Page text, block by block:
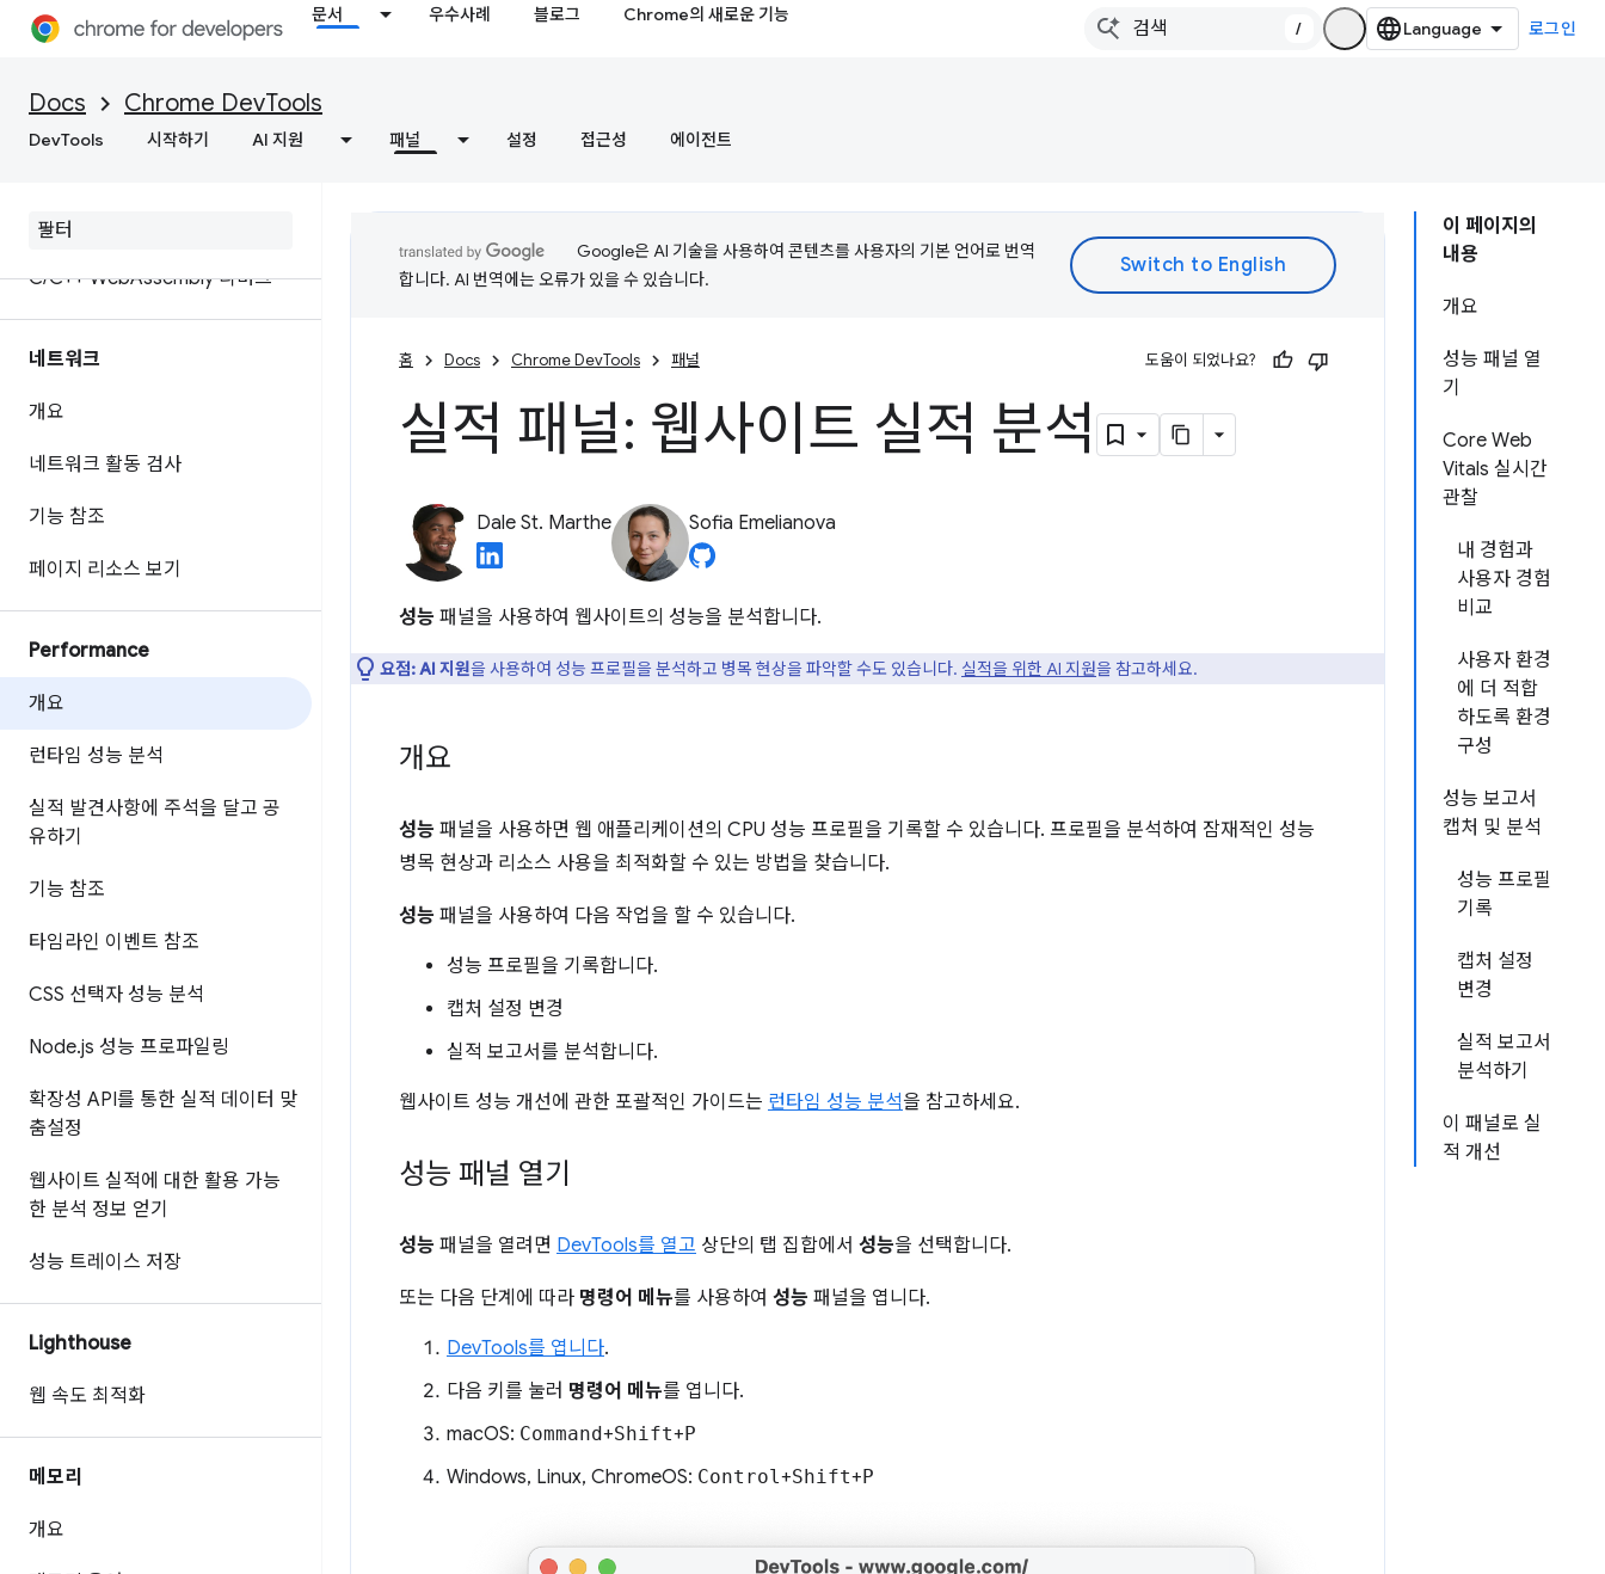
문서 우수사례 블로그 Chrome의 새로운 기능
/ 로그인
Docs Chrome DevTools
DevTools 시작하기 AI 지원 패널 설정 접근성 에이전트
ignoreList 소스 맵 확장 프로그램
록 작업공간 설정
로컬에서 웹 콘텐츠 및 HTTP 응답
자바스크립트 디버깅 참조
C/C++ WebAssembly 디버그
네트워크
개요
네트워크 활동 검사
기능 참조
페이지 리소스 보기
Performance
개요
런타임 성능 분석
실적 발견사항에 주석을 달고 공
유하기
기능 참조
타임라인 이벤트 참조
CSS 선택자 성능 분석
Node.js 성능 프로파일링
확장성 API를 통한 실적 데이터 맞
춤설정
웹사이트 실적에 대한 활용 가능
한 분석 정보 얻기
성능 트레이스 저장
Lighthouse
웹 속도 최적화
메모리
개요
이 페이지의
내용
개요
성능 패널 열
기
Core Web
Vitals 실시간
관찰
내 경험과
사용자 경험
비교
사용자 환경
에 더 적합
하도록 환경
구성
성능 보고서
캡처 및 분석
성능 프로필
기록
캡처 설정
변경
실적 보고서
분석하기
이 패널로 실
적 개선
Google은 AI 기술을 사용하여 콘텐츠를 사용자의 기본 언어로 번역
합니다. AI 번역에는 오류가 있을 수 있습니다.
홈 Docs Chrome DevTools 패널 도움이 되었나요?
실적 패널: 웹사이트 실적 분석
Dale St. Marthe Sofia Emelianova
성능 패널을 사용하여 웹사이트의 성능을 분석합니다.
요점:AI 지원을 사용하여 성능 프로필을 분석하고 병목 현상을 파악할 수도 있습니다. 실적을 위한 AI 지원을 참고하세요.
개요
성능 패널을 사용하면 웹 애플리케이션의 CPU 성능 프로필을 기록할 수 있습니다. 프로필을 분석하여 잠재적인 성능
병목 현상과 리소스 사용을 최적화할 수 있는 방법을 찾습니다.
성능 패널을 사용하여 다음 작업을 할 수 있습니다.
성능 프로필을 기록합니다.
캡처 설정 변경
실적 보고서를 분석합니다.
웹사이트 성능 개선에 관한 포괄적인 가이드는 런타임 성능 분석을 참고하세요.
성능 패널 열기
성능 패널을 열려면 DevTools를 열고 상단의 탭 집합에서 성능을 선택합니다.
또는 다음 단계에 따라 명령어 메뉴를 사용하여 성능 패널을 엽니다.
DevTools를 엽니다.
다음 키를 눌러 명령어 메뉴를 엽니다.
macOS: Command+Shift+P
Windows, Linux, ChromeOS: Control+Shift+P